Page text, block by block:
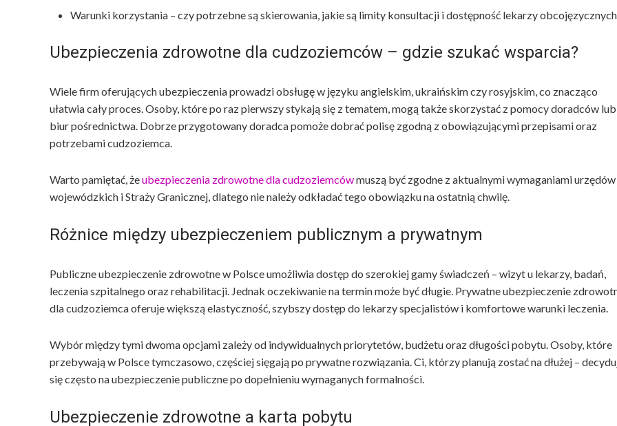
Warunki korzystania – czy potrzebne są skierowania, jakie są limity konsultacji i dostępność lekarzy
Ubezpieczenia zdrowotne dla cudzoziemców – gdzie szukać wsparcia?
Wiele firm oferujących ubezpieczenia prowadzi obsługę w języku angielskim, ukraińskim czy rosyjskim, co znacząco
ułatwia cały proces. Osoby, które po raz pierwszy stykają się z tematem, mogą także skorzystać z pomocy doradców lub
biur pośrednictwa. Dobrze przygotowany doradca pomoże dobrać polisę zgodną z obowiązującymi przepisami oraz
potrzebami cudzoziemca.
Warto pamiętać, żeubezpieczenia zdrowotne dla cudzoziemcówmuszą być zgodne z aktualnymi wymaganiami urzędów
wojewódzkich i Straży Granicznej, dlatego nie należy odkładać tego obowiązku na ostatnią chwilę.
Różnice między ubezpieczeniem publicznym a prywatnym
Publiczne ubezpieczenie zdrowotne w Polsce umożliwia dostęp do szerokiej gamy świadczeń – wizyt u lekarzy, badań,
leczenia szpitalnego oraz rehabilitacji. Jednak oczekiwanie na termin może być długie. Prywatne ubezpieczenie
dla cudzoziemca oferuje większą elastyczność, szybszy dostęp do lekarzy specjalistów i komfortowe warunki leczenia.
Wybór między tymi dwoma opcjami zależy od indywidualnych priorytetów, budżetu oraz długości pobytu. Osoby, które
przebywają w Polsce tymczasowo, częściej sięgają po prywatne rozwiązania. Ci, którzy planują zostać na dłużej –
się często na ubezpieczenie publiczne po dopełnieniu wymaganych formalności.
Ubezpieczenie zdrowotne a karta pobytu